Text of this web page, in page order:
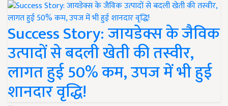
Success Story: जायडेक्स के जैविक
उत्पादों से बदली खेती की तस्वीर,
लागत हुई 50% कम, उपज में भी हुई
शानदार वृद्धि!